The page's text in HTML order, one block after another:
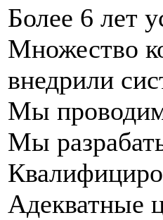
Более 6 лет
Множество
внедрили
Мы
Мы
Адекватные